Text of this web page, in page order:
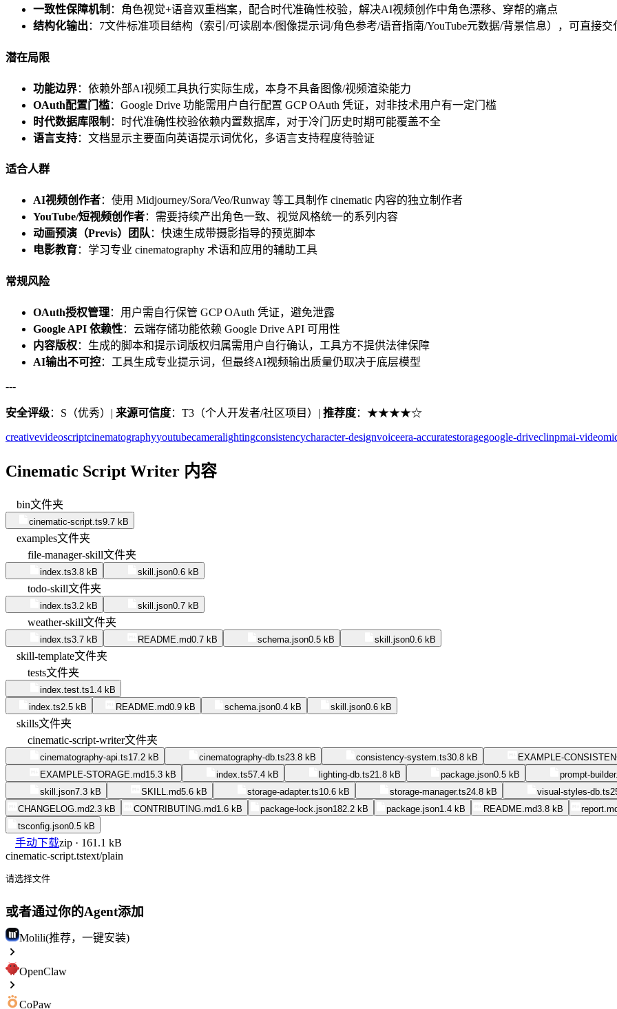
一致性保障机制 ：角色视觉+语音双重档案，配合时代准确性校验，解决AI视频创作中角色漂移、穿帮的痛点
结构化输出 ：7文件标准项目结构（索引/可读剧本/图像提示词/角色参考/语音指南/YouTube元数据/背景信息），可直接交
潜在局限
功能边界：依赖外部AI视频工具执行实际生成，本身不具备图像/视频渲染能力
OAuth配置门槛：Google Drive 功能需用户自行配置 GCP OAuth 凭证，对非技术用户有一定门槛
时代数据库限制 ：时代准确性校验依赖内置数据库，对于冷门历史时期可能覆盖不全
语言支持：文档显示主要面向英语提示词优化，多语言支持程度待验证
适合人群
AI视频创作者：使用 Midjourney/Sora/Veo/Runway 等工具制作 cinematic 内容的独立制作者
YouTube/短视频创作者：需要持续产出角色一致、视觉风格统一的系列内容
动画预演（Previs）团队：快速生成带摄影指导的预览脚本
电影教育：学习专业 cinematography 术语和应用的辅助工具
常规风险
OAuth授权管理：用户需自行保管 GCP OAuth 凭证，避免泄露
Google API 依赖性：云端存储功能依赖 Google Drive API 可用性
内容版权：生成的脚本和提示词版权归属需用户自行确认，工具方不提供法律保障
AI输出不可控：工具生成专业提示词，但最终AI视频输出质量仍取决于底层模型
---
安全评级：S（优秀）| 来源可信度：T3（个人开发者/社区项目）| 推荐度：★★★★☆
creativevideoscriptcinematographyyoutubecameralightingconsistencycharacter-designvoiceera-accuratestoragegoogle-driveclinpmai-video
Cinematic Script Writer 内容
bin文件夹
cinematic-script.ts9.7 kB
examples文件夹
file-manager-skill文件夹
index.ts3.8 kB skill.json0.6 kB
todo-skill文件夹
index.ts3.2 kB skill.json0.7 kB
weather-skill文件夹
index.ts3.7 kB README.md0.7 kB schema.json0.5 kB skill.json0.6 kB
skill-template文件夹
tests文件夹
index.test.ts1.4 kB
index.ts2.5 kB README.md0.9 kB schema.json0.4 kB skill.json0.6 kB
skills文件夹
cinematic-script-writer文件夹
cinematography-api.ts17.2 kB cinematography-db.ts23.8 kB consistency-system.ts30.8 kB EXAMPLE-
EXAMPLE-STORAGE.md15.3 kB index.ts57.4 kB lighting-db.ts21.8 kB package.json0.5 kB prompt-
skill.json7.3 kB SKILL.md5.6 kB storage-adapter.ts10.6 kB storage-manager.ts24.8 kB visual-styles-db.ts
CHANGELOG.md2.3 kB CONTRIBUTING.md1.6 kB package-lock.json182.2 kB package.json1.4 kB README.md3.8 kB
tsconfig.json0.5 kB
手动下载zip · 161.1 kB
cinematic-script.tstext/plain
请选择文件
或者通过你的Agent添加
Molili(推荐，一键安装)
OpenClaw
CoPaw